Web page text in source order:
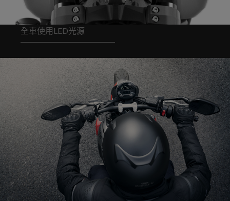
全車使用LED光源